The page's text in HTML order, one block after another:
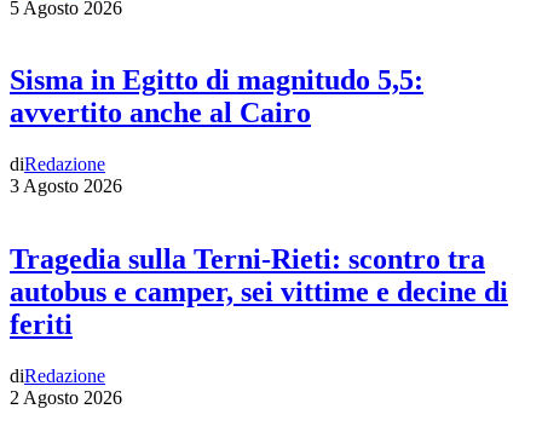
5 Agosto 2026
Sisma in Egitto di magnitudo 5,5:
avvertito anche al Cairo
diRedazione
3 Agosto 2026
Tragedia sulla Terni-Rieti: scontro tra
autobus e camper, sei vittime e decine di
feriti
diRedazione
2 Agosto 2026